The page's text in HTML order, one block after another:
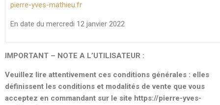
pierre-yves-mathieu.fr
En date du mercredi 12 janvier 2022
IMPORTANT – NOTE A L’UTILISATEUR :
Veuillez lire attentivement ces conditions générales : elles
définissent les conditions et modalités de vente que vous
acceptez en commandant sur le site https://pierre-yves-